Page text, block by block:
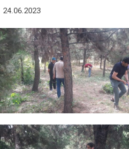
24.06.2023